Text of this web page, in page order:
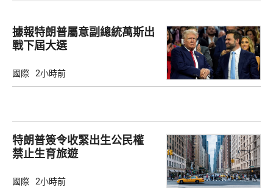
據報特朗普屬意副總統萬斯出
戰下屆大選
國際 2小時前
特朗普簽令收緊出生公民權
禁止生育旅遊
國際 2小時前